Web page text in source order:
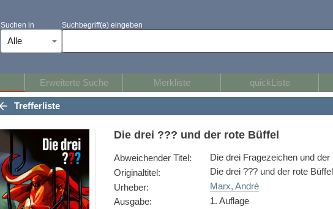
Suchen in
Alle
Suchbegriff(e) eingeben
Erweiterte Suche Merkliste quickListe
Trefferliste
Die drei ??? und der rote Büffel
Abweichender Titel:
Die drei Fragezeichen und der
Originaltitel:
Die drei ??? und der rote Büffel
Urheber:
Marx, André
Ausgabe:
1. Auflage